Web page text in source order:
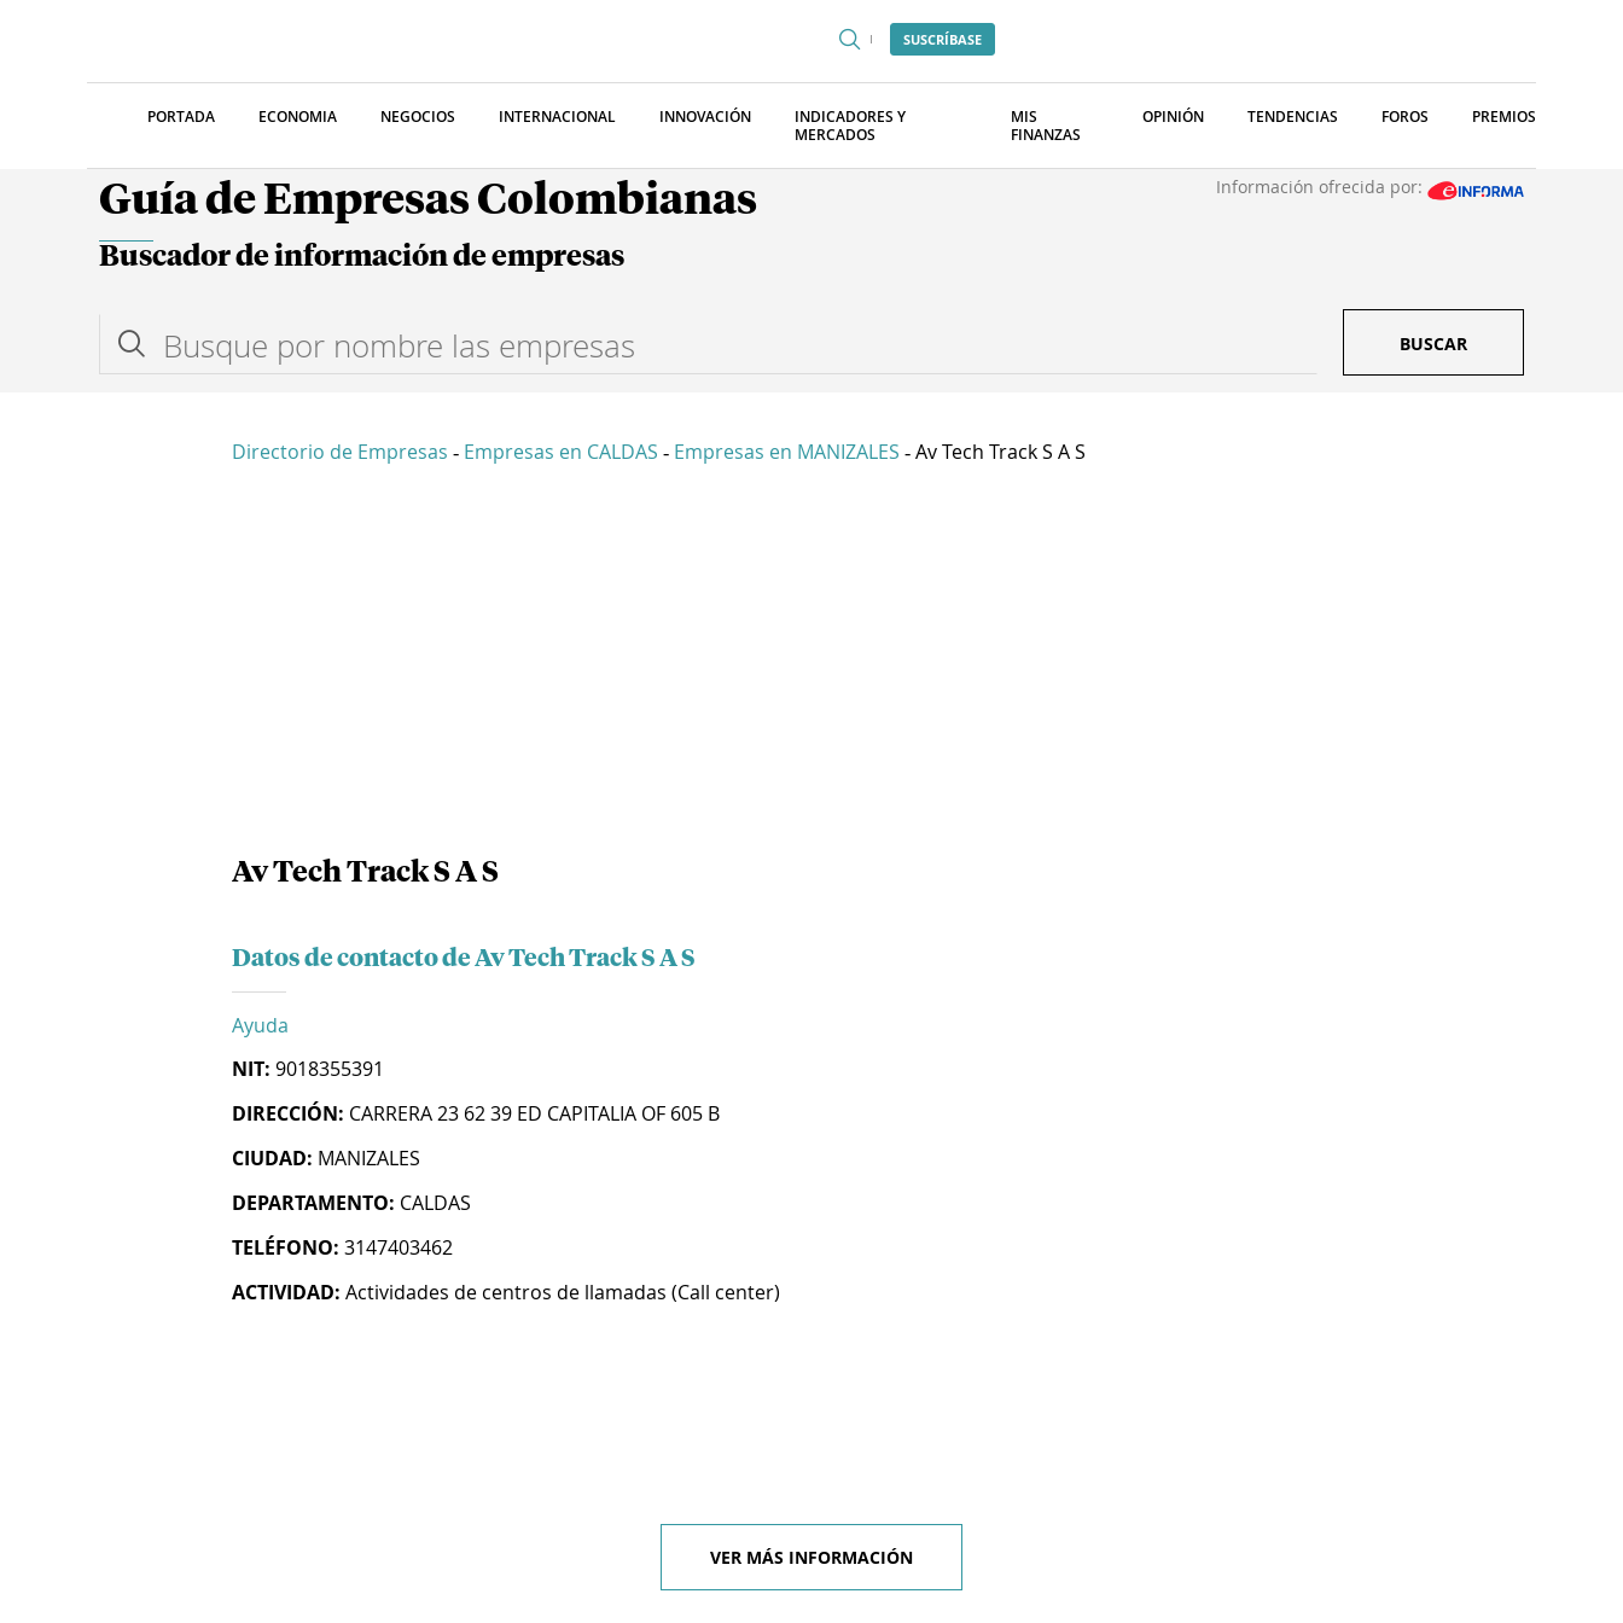
SUSCRÍBASE
PORTADA ECONOMIA NEGOCIOS INTERNACIONAL INNOVACIÓN
INDICADORES Y
MERCADOS
MIS
FINANZAS
OPINIÓN TENDENCIAS FOROS PREMIOS
Guía de Empresas Colombianas Información ofrecida por:
Buscador de información de empresas
BUSCAR
Directorio de Empresas - Empresas en CALDAS - Empresas en MANIZALES - Av Tech Track S A S
Av Tech Track S A S
Datos de contacto de Av Tech Track S A S
Ayuda
NIT: 9018355391
DIRECCIÓN: CARRERA 23 62 39 ED CAPITALIA OF 605 B
CIUDAD: MANIZALES
DEPARTAMENTO: CALDAS
TELÉFONO: 3147403462
ACTIVIDAD: Actividades de centros de llamadas (Call center)
VER MÁS INFORMACIÓN